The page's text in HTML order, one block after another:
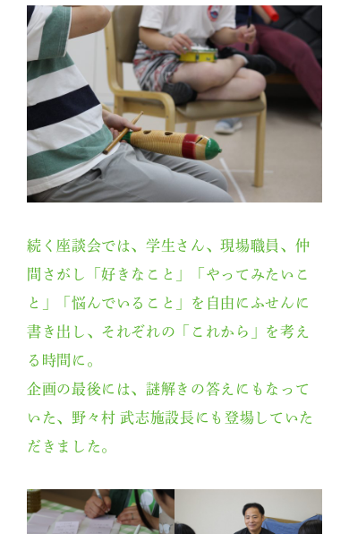
続く座談会では、学生さん、現場職員、仲
間さがし「好きなこと」「やってみたいこ
と」「悩んでいること」を自由にふせんに
書き出し、それぞれの「これから」を考え
る時間に。
企画の最後には、謎解きの答えにもなって
いた、野々村 武志施設長にも登場していた
だきました。